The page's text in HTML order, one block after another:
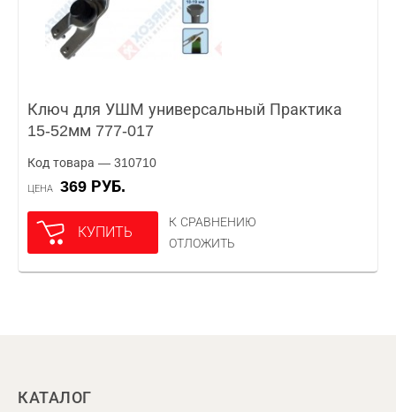
Ключ для УШМ универсальный Практика
15-52мм 777-017
Код товара — 310710
ЦЕНА 369 РУБ.
КУПИТЬ
К СРАВНЕНИЮ
ОТЛОЖИТЬ
КАТАЛОГ